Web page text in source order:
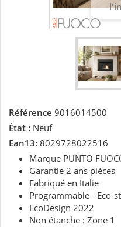
Référence 9016014500
État : Neuf
Ean13: 8029728022516
Marque PUNTO
Garantie 2 ans pièces
Fabriqué en Italie
Programmable - Eco-
EcoDesign 2022
Non étanche : Zone 1